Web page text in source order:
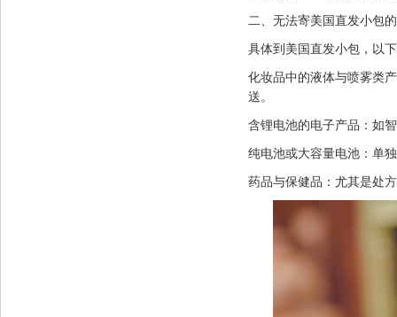
二、无法寄美国直发小包
具体到美国直发小包，以
化妆品中的液体与喷雾类
送。
含锂电池的电子产品：如
纯电池或大容量电池：单
药品与保健品：尤其是处